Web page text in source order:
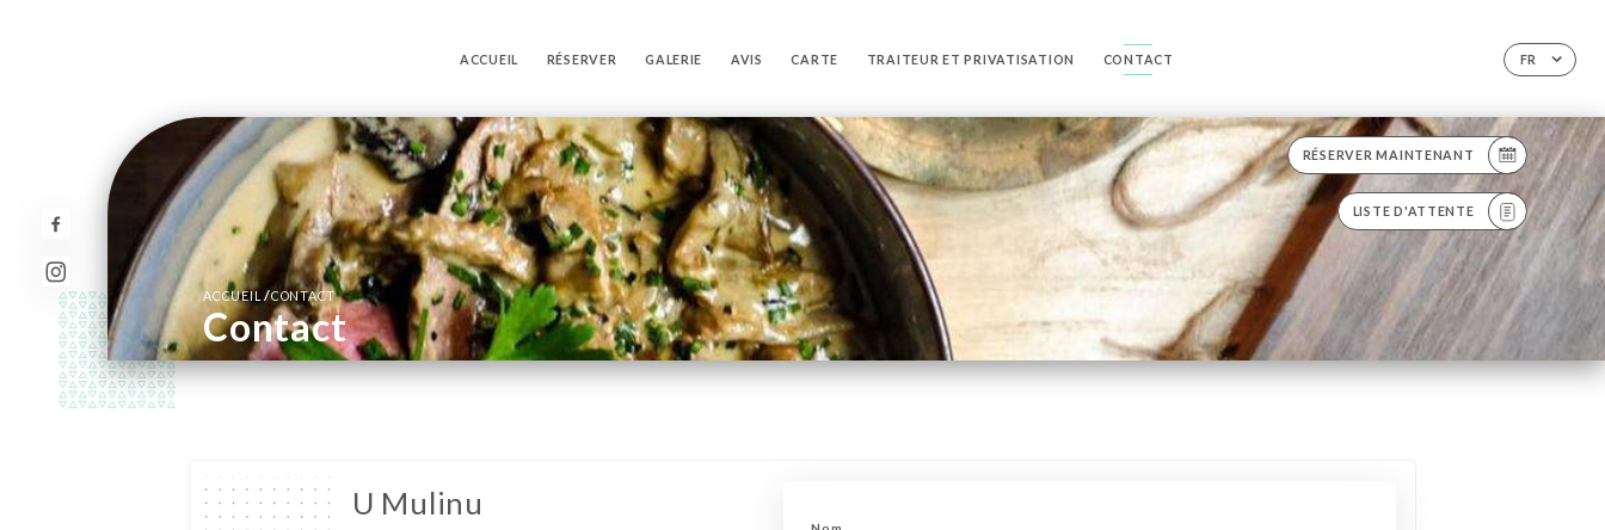
FR
ACCUEIL RÉSERVER GALERIE AVIS CARTE TRAITEUR ET PRIVATISATION CONTACT
RÉSERVER MAINTENANT
LISTE D'ATTENTE
ACCUEIL/CONTACT
Contact
U Mulinu